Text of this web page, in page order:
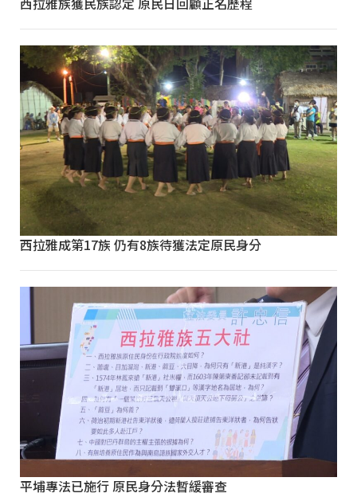
西拉雅成第17族 仍有8族待獲法定原民身分
平埔專法已施行 原民身分法暫緩審查